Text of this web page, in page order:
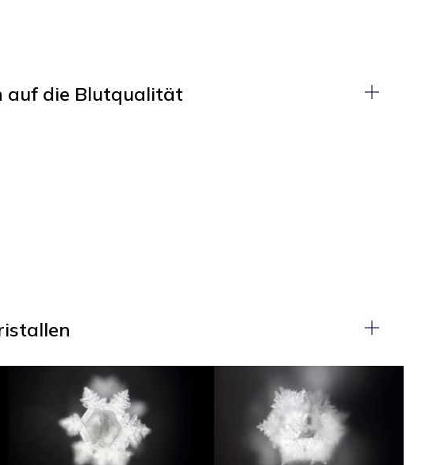
auf die Blutqualität